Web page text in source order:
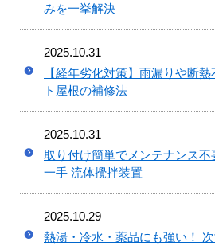
みを一挙解決
2025.10.31
【経年劣化対策】雨漏りや断
ト屋根の補修法
2025.10.31
取り付け簡単でメンテナンス
一手 流体攪拌装置
2025.10.29
熱湯・冷水・薬品にも強い！